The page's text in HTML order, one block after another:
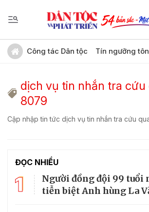
Công tác Dân tộc Tín ngưỡng
dịch vụ tin nhắn tra cứu
8079
Cập nhập tin tức dịch vụ tin nhắn tra cứu
ĐỌC NHIỀU
1
Người đồng đội 99 tuổi
tiễn biệt Anh hùng La